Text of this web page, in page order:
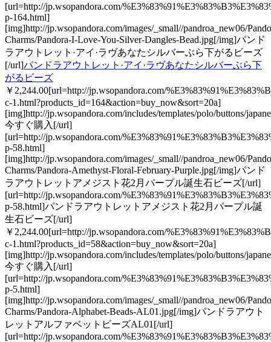
[url=http://jp.wsopandora.com/
p-164.html]
[img]http://jp.wsopandora.com/images/_small//pandroa_new06/
Charms/Pandora-I-Love-You-Silver-Dangles-Bead.jpg[/img]パンド
ラアウトレット·アイ·ラヴあなたシルバーぶら下がるビーズ
[/url]パンドラアウトレット·アイ·ラヴあなたシルバーぶら下
がるビーズ
￥2,244.00[url=http://jp.wsopandora.com/
c-1.html?products_id=164&action=buy_now&sort=20a]
[img]http://jp.wsopandora.com/includes/templates/polo/buttons/
今すぐ購入[/url]
[url=http://jp.wsopandora.com/
p-58.html]
[img]http://jp.wsopandora.com/images/_small//pandroa_new06/
Charms/Pandora-Amethyst-Floral-February-Purple.jpg[/img]パンド
ラアウトレットアメジスト花2月パープル誕生石ビーズ[/url]
[url=http://jp.wsopandora.com/
p-58.html]パンドラアウトレットアメジスト花2月パープル誕
生石ビーズ[/url]
￥2,244.00[url=http://jp.wsopandora.com/
c-1.html?products_id=58&action=buy_now&sort=20a]
[img]http://jp.wsopandora.com/includes/templates/polo/buttons/
今すぐ購入[/url]
[url=http://jp.wsopandora.com/
p-5.html]
[img]http://jp.wsopandora.com/images/_small//pandroa_new06/
Charms/Pandora-Alphabet-Beads-AL01.jpg[/img]パンドラアウト
レットアルファベットビーズAL01[/url]
[url=http://jp.wsopandora.com/